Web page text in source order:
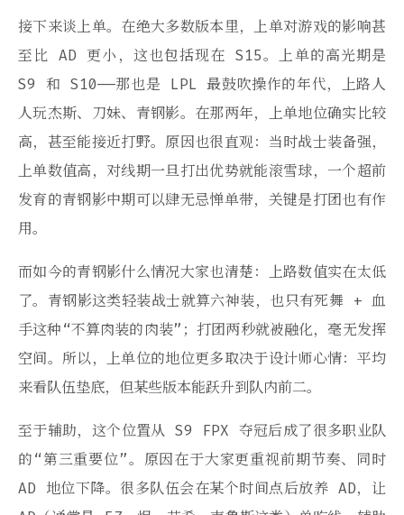
接下来谈上单。在绝大多数版本里，上单对游戏的影响甚
至比 AD 更小，这也包括现在 S15。上单的高光期是
S9 和 S10——那也是 LPL 最鼓吹操作的年代，上路人
人玩杰斯、刀妹、青钢影。在那两年，上单地位确实比较
高，甚至能接近打野。原因也很直观：当时战士装备强，
上单数值高，对线期一旦打出优势就能滚雪球，一个超前
发育的青钢影中期可以肆无忌惮单带，关键是打团也有作
用。
而如今的青钢影什么情况大家也清楚：上路数值实在太低
了。青钢影这类轻装战士就算六神装，也只有死舞 + 血
手这种“不算肉装的肉装”；打团两秒就被融化，毫无发挥
空间。所以，上单位的地位更多取决于设计师心情：平均
来看队伍垫底，但某些版本能跃升到队内前二。
至于辅助，这个位置从 S9 FPX 夺冠后成了很多职业队
的“第三重要位”。原因在于大家更重视前期节奏、同时
AD 地位下降。很多队伍会在某个时间点后放养 AD，让